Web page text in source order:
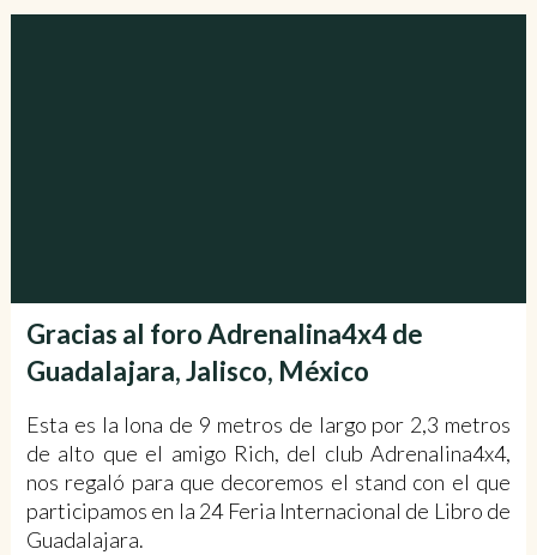
Gracias al foro Adrenalina4x4 de
Guadalajara, Jalisco, México
Esta es la lona de 9 metros de largo por 2,3 metros
de alto que el amigo Rich, del club Adrenalina4x4,
nos regaló para que decoremos el stand con el que
participamos en la 24 Feria Internacional de Libro de
Guadalajara.